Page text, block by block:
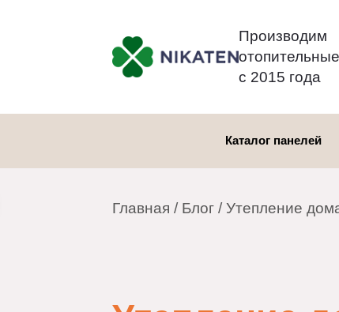
Производим
с 2015 года
Каталог панелей
Главная /Блог / Утепление